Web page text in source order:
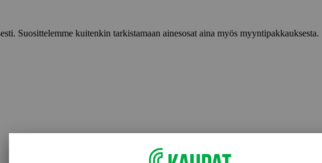
Suosittelemme kuitenkin tarkistamaan ainesosat aina myös myyntipakkauksesta.